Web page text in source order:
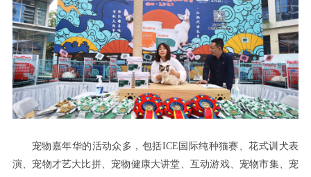
宠物嘉年华的活动众多 ， 包括ICE 国际纯种猫赛、花式训犬表
演、宠物才艺大比拼、宠物健康大讲堂、互动游戏、宠物市集、宠